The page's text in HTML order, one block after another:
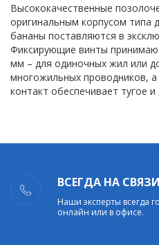
Высококачественные
оригинальным корпусом типа
бананы поставляются в
Фиксирующие винты
мм – для одиночных жил или
многожильных проводников,
контакт обеспечивает тугое
ВСЕГДА НА СВЯЗИ
Наши эксперты всегда
онлайн или в офисе.